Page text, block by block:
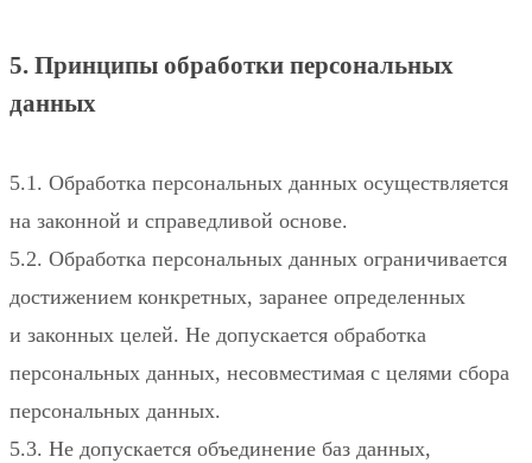
5. Принципы обработки персональных
данных
5.1. Обработка персональных данных осуществляется
на законной и справедливой основе.
5.2. Обработка персональных данных ограничивается
достижением конкретных, заранее определенных
и законных целей. Не допускается обработка
персональных данных, несовместимая с целями сбора
персональных данных.
5.3. Не допускается объединение баз данных,